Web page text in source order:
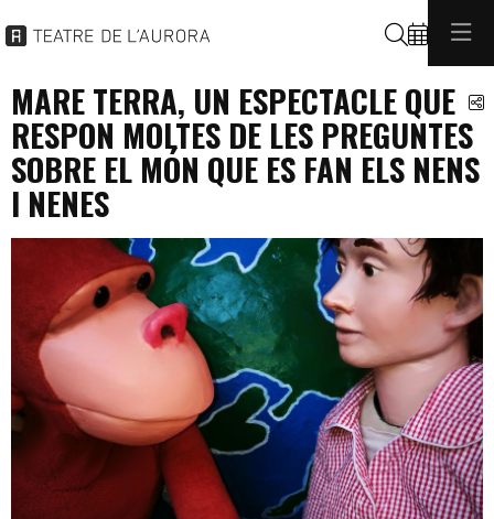
Buscar
MARE TERRA, UN ESPECTACLE QUE
RESPON MOLTES DE LES PREGUNTES
SOBRE EL MÓN QUE ES FAN ELS NENS
I NENES